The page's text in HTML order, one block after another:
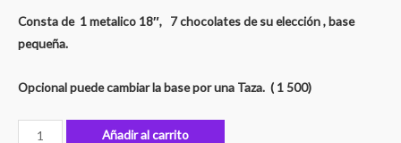
Consta de 1 metalico 18″, 7 chocolates de su elección , base
pequeña.
Opcional puede cambiar la base por una Taza. ( 1 500)
Añadir al carrito